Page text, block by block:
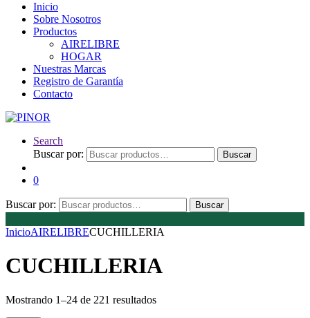
Inicio
Sobre Nosotros
Productos
AIRELIBRE
HOGAR
Nuestras Marcas
Registro de Garantía
Contacto
Search
Buscar por:
Buscar
0
Buscar por: Buscar
InicioAIRELIBRECUCHILLERIA
CUCHILLERIA
Mostrando 1–24 de 221 resultados